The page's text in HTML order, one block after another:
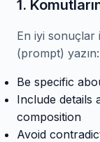
1.
En iyi sonuçlar
(prompt) yazın:
Be specific
Include details
composition
Avoid